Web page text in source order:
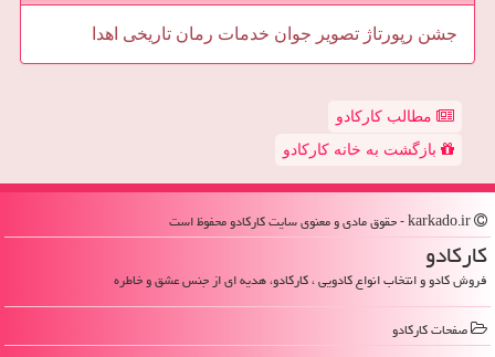
جشن رپورتاژ تصویر جوان خدمات رمان تاریخی اهدا
مطالب کارکادو
بازگشت به خانه کارکادو
كاركادو
فروش کادو و انتخاب انواع کادویی ، کارکادو، هدیه ای از جنس عشق و خاطره
صفحات كاركادو